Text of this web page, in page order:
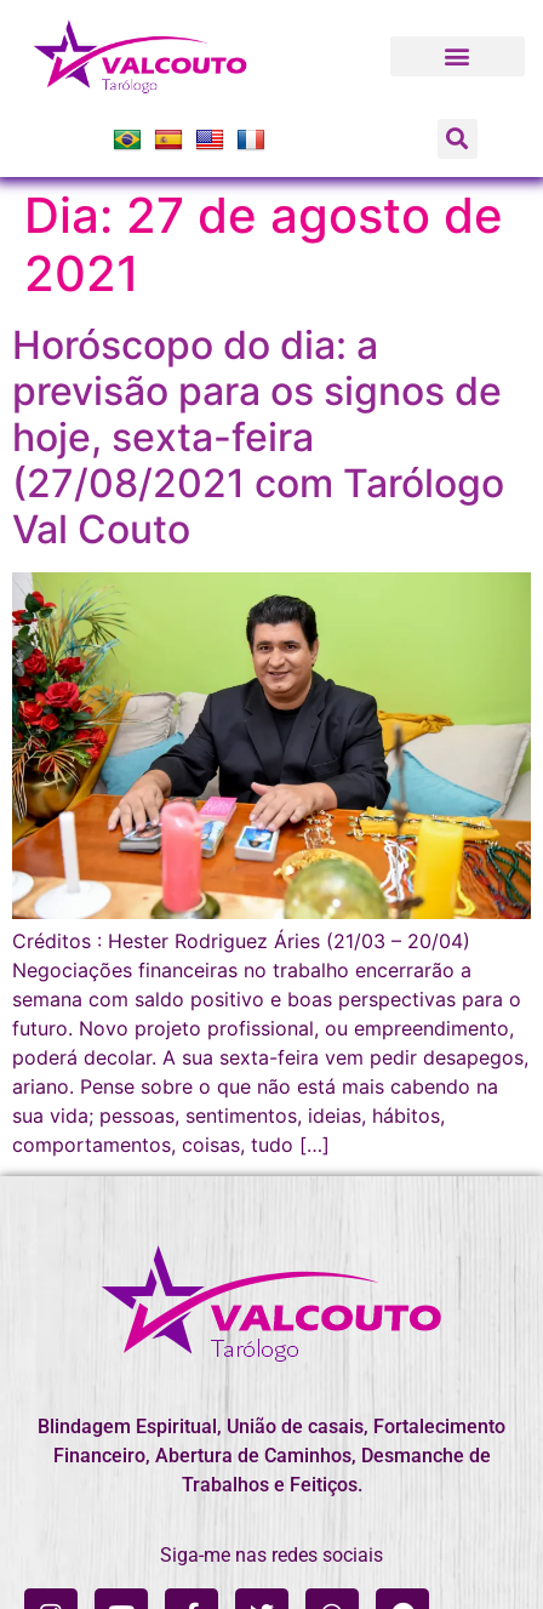
Dia: 27 de agosto de
2021
Horóscopo do dia: a
previsão para os signos de
hoje, sexta-feira
(27/08/2021 com Tarólogo
Val Couto
Créditos : Hester Rodriguez Áries (21/03 – 20/04)
Negociações financeiras no trabalho encerrarão a
semana com saldo positivo e boas perspectivas para o
futuro. Novo projeto profissional, ou empreendimento,
poderá decolar. A sua sexta-feira vem pedir desapegos,
ariano. Pense sobre o que não está mais cabendo na
sua vida; pessoas, sentimentos, ideias, hábitos,
comportamentos, coisas, tudo […]
Blindagem Espiritual, União de casais, Fortalecimento
Financeiro, Abertura de Caminhos, Desmanche de
Trabalhos e Feitiços.
Siga-me nas redes sociais